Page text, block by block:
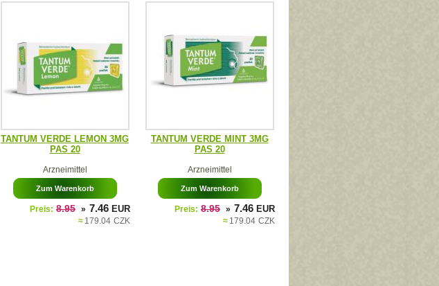
TANTUM VERDE LEMON 3MG
PAS 20
Arzneimittel
Zum Warenkorb
Preis: 8.95 » 7.46 EUR
≈ 179.04 CZK
TANTUM VERDE MINT 3MG
PAS 20
Arzneimittel
Zum Warenkorb
Preis: 8.95 » 7.46 EUR
≈ 179.04 CZK